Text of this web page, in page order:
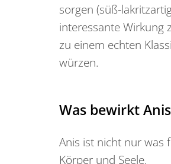
sorgen (süß-
interessante Wirkung
zu einem echten
würzen.
Was bewirkt
Anis ist nicht nur was
Körper und Seele.